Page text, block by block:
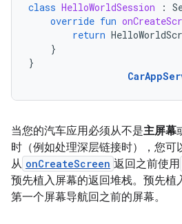
class HelloWorldSession :
override fun
return
}
}
当您的汽车应用必须从不是主屏幕
时（例如处理深层链接时），您可
从 onCreateScreen 返回之前使用
预先植入屏幕的返回堆栈。预先植
第一个屏幕导航回之前的屏幕。